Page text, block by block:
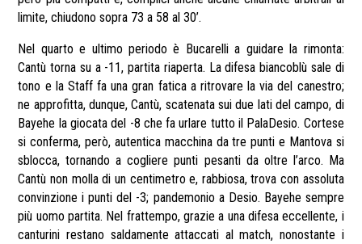
limite, chiudono sopra 73 a 58 al 30’.
Nel quarto e ultimo periodo è Bucarelli a guidare la rimonta:
Cantù torna su a -11, partita riaperta. La difesa biancoblù sale di
tono e la Staff fa una gran fatica a ritrovare la via del canestro;
ne approfitta, dunque, Cantù, scatenata sui due lati del campo, di
Bayehe la giocata del -8 che fa urlare tutto il PalaDesio. Cortese
si conferma, però, autentica macchina da tre punti e Mantova si
sblocca, tornando a cogliere punti pesanti da oltre l’arco. Ma
Cantù non molla di un centimetro e, rabbiosa, trova con assoluta
convinzione i punti del -3; pandemonio a Desio. Bayehe sempre
più uomo partita. Nel frattempo, grazie a una difesa eccellente, i
canturini restano saldamente attaccati al match, nonostante i